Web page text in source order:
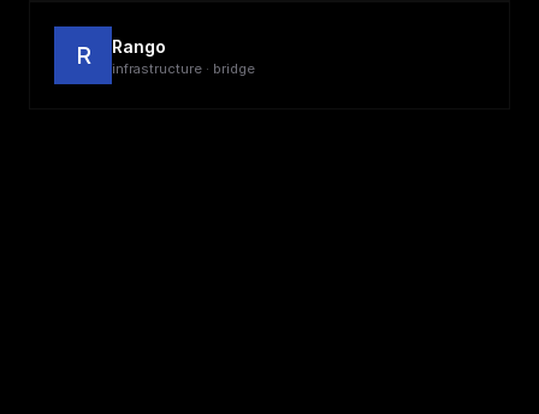
R Rango
infrastructure · bridge